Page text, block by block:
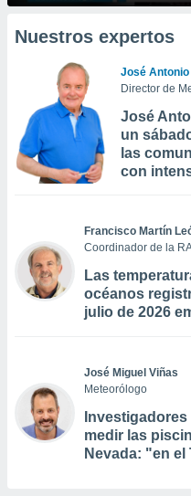
Nuestros expertos
José Antonio
Director de
José
un
las
con
Francisco Martín
Coordinador de la
Las
océanos
julio de 2026
José Miguel Viñas
Meteorólogo
medir las
Nevada: "en